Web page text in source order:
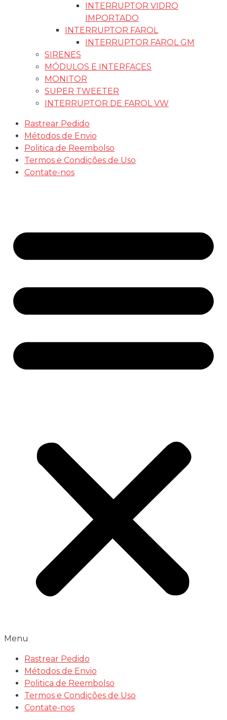
INTERRUPTOR VIDRO
IMPORTADO
INTERRUPTOR FAROL
INTERRUPTOR FAROL GM
SIRENES
MÓDULOS E INTERFACES
MONITOR
SUPER TWEETER
INTERRUPTOR DE FAROL VW
Rastrear Pedido
Métodos de Envio
Politica de Reembolso
Termos e Condições de Uso
Contate-nos
Menu
Rastrear Pedido
Métodos de Envio
Politica de Reembolso
Termos e Condições de Uso
Contate-nos